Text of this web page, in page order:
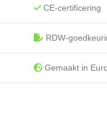
CE-certificering
RDW-
Gemaakt in